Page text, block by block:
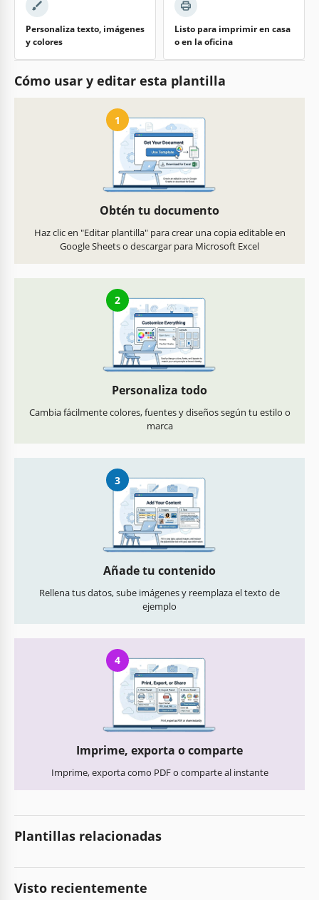
Personaliza texto, imágenes
y colores
Listo para imprimir en casa
o en la oficina
Cómo usar y editar esta plantilla
1
Obtén tu documento
Haz clic en "Editar plantilla" para crear una copia editable en
Google Sheets o descargar para Microsoft Excel
2
Personaliza todo
Cambia fácilmente colores, fuentes y diseños según tu estilo o
marca
3
Añade tu contenido
Rellena tus datos, sube imágenes y reemplaza el texto de
ejemplo
4
Imprime, exporta o comparte
Imprime, exporta como PDF o comparte al instante
Plantillas relacionadas
Visto recientemente